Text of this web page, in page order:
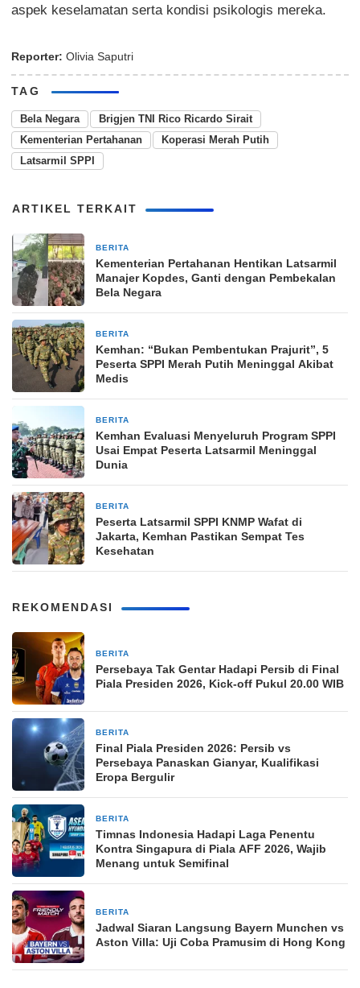
aspek keselamatan serta kondisi psikologis mereka.
Reporter: Olivia Saputri
TAG
Bela Negara
Brigjen TNI Rico Ricardo Sirait
Kementerian Pertahanan
Koperasi Merah Putih
Latsarmil SPPI
ARTIKEL TERKAIT
BERITA
Kementerian Pertahanan Hentikan Latsarmil
Manajer Kopdes, Ganti dengan Pembekalan
Bela Negara
BERITA
Kemhan: “Bukan Pembentukan Prajurit”, 5
Peserta SPPI Merah Putih Meninggal Akibat
Medis
BERITA
Kemhan Evaluasi Menyeluruh Program SPPI
Usai Empat Peserta Latsarmil Meninggal
Dunia
BERITA
Peserta Latsarmil SPPI KNMP Wafat di
Jakarta, Kemhan Pastikan Sempat Tes
Kesehatan
REKOMENDASI
BERITA
Persebaya Tak Gentar Hadapi Persib di Final
Piala Presiden 2026, Kick-off Pukul 20.00 WIB
BERITA
Final Piala Presiden 2026: Persib vs
Persebaya Panaskan Gianyar, Kualifikasi
Eropa Bergulir
BERITA
Timnas Indonesia Hadapi Laga Penentu
Kontra Singapura di Piala AFF 2026, Wajib
Menang untuk Semifinal
BERITA
Jadwal Siaran Langsung Bayern Munchen vs
Aston Villa: Uji Coba Pramusim di Hong Kong